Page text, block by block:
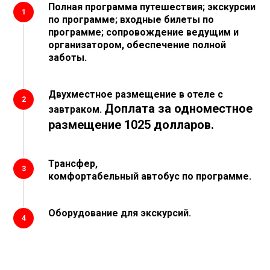
1
Полная программа путешествия; экскурсии
по программе; входные билеты по
программе; сопровождение ведущим и
организатором, обеспечение полной
заботы.
2 Двухместное размещение в отеле c
завтраком. Доплата за одноместное
размещение 1025 долларов.
3
Трансфер,
комфортабельный автобус по программе.
4 Оборудование для экскурсий.